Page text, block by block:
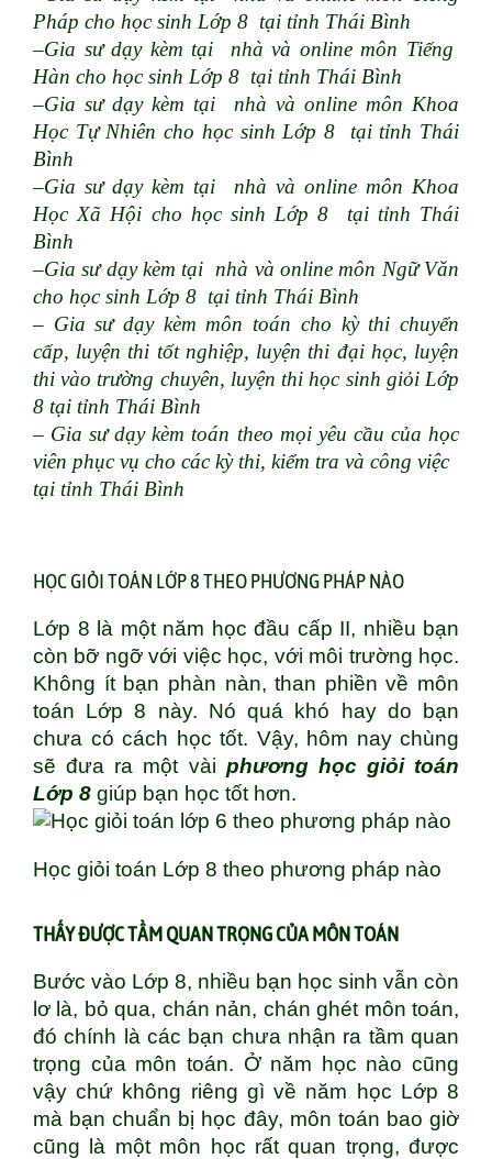
Pháp cho học sinh Lớp 8 tại tỉnh Thái Bình
–Gia sư dạy kèm tại nhà và online môn Tiếng
Hàn cho học sinh Lớp 8 tại tỉnh Thái Bình
–Gia sư dạy kèm tại nhà và online môn Khoa
Học Tự Nhiên cho học sinh Lớp 8 tại tỉnh Thái
Bình
–Gia sư dạy kèm tại nhà và online môn Khoa
Học Xã Hội cho học sinh Lớp 8 tại tỉnh Thái
Bình
–Gia sư dạy kèm tại nhà và online môn Ngữ Văn
cho học sinh Lớp 8 tại tỉnh Thái Bình
– Gia sư dạy kèm môn toán cho kỳ thi chuyển
cấp, luyện thi tốt nghiệp, luyện thi đại học, luyện
thi vào trường chuyên, luyện thi học sinh giỏi Lớp
8 tại tỉnh Thái Bình
– Gia sư dạy kèm toán theo mọi yêu cầu của học
viên phục vụ cho các kỳ thi, kiểm tra và công việc
tại tỉnh Thái Bình
HỌC GIỎI TOÁN LỚP 8 THEO PHƯƠNG PHÁP NÀO
Lớp 8 là một năm học đầu cấp II, nhiều bạn
còn bỡ ngỡ với việc học, với môi trường học.
Không ít bạn phàn nàn, than phiền về môn
toán Lớp 8 này. Nó quá khó hay do bạn
chưa có cách học tốt. Vậy, hôm nay chùng
sẽ đưa ra một vài phương học giỏi toán
Lớp 8 giúp bạn học tốt hơn.
Học giỏi toán Lớp 8 theo phương pháp nào
THẤY ĐƯỢC TẦM QUAN TRỌNG CỦA MÔN TOÁN
Bước vào Lớp 8, nhiều bạn học sinh vẫn còn
lơ là, bỏ qua, chán nản, chán ghét môn toán,
đó chính là các bạn chưa nhận ra tầm quan
trọng của môn toán. Ở năm học nào cũng
vậy chứ không riêng gì về năm học Lớp 8
mà bạn chuẩn bị học đây, môn toán bao giờ
cũng là một môn học rất quan trọng, được